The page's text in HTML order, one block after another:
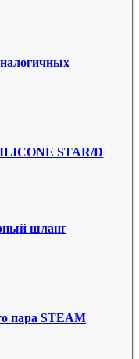
STAR/D
шланг
пара STEAM